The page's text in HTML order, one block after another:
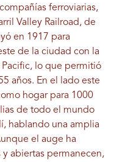
ferroviarias,
Valley Railroad, de
en 1917 para
de la ciudad con la
lo que permitió
años. En el lado este
hogar para 1000
de todo el mundo
hablando una amplia
el auge ha
abiertas permanecen,